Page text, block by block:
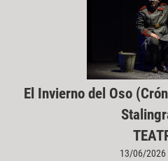
El Invierno del Oso
13/06/2026